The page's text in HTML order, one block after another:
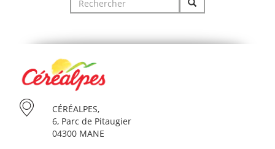
for:
CÉRÉALPES,
6, Parc de Pitaugier
04300 MANE